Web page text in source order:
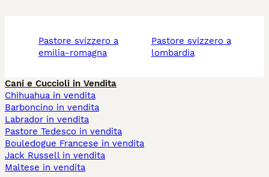
pastore svizzero a
emilia-romagna
pastore svizzero a
lombardia
Cani e Cuccioli in Vendita
Chihuahua in vendita
Barboncino in vendita
Labrador in vendita
Pastore Tedesco in vendita
Bouledogue Francese in vendita
Jack Russell in vendita
Maltese in vendita